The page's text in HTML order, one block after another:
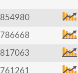
854980
786668
817063
761261